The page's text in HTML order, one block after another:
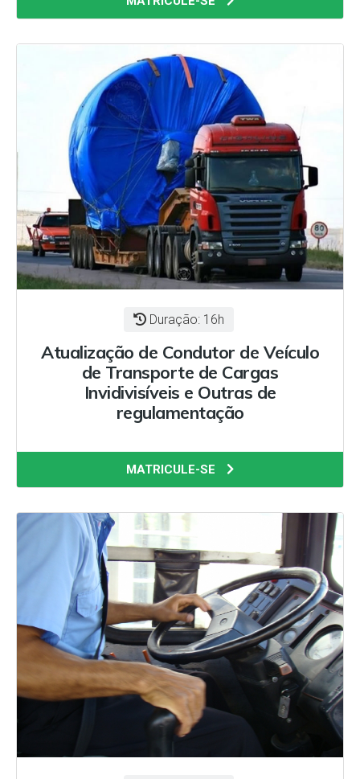
Duração: 16h
Atualização de Condutor de Veículo
de Transporte de Cargas
Invidivisíveis e Outras de
regulamentação
MATRICULE-SE